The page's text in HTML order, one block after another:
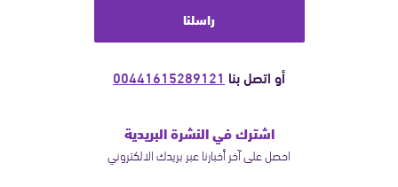
راسلنا
أو اتصل بنا 00441615289121
اشترك في النشرة البريدية
احصل على آخر أخبارنا عبر بريدك الالكتروني